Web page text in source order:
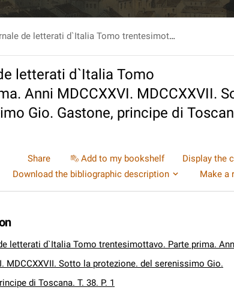
Giornale de letterati d`Italia Tomo trentesimottavo. Parte prima. Anni MDCCXXVI. MDCCXXVII. Sotto la protezione. del serenissimo Gio. Gastone, principe di Toscana. T. 38. P. 1
letterati d`Italia Tomo
Anni MDCCXXVI. MDCCXXVII.
Gio. Gastone, principe di
Share Add to my bookshelf
Display the
Download the bibliographic description
Make a
letterati d`Italia Tomo trentesimottavo. Parte prima.
MDCCXXVII. Sotto la protezione. del serenissimo Gio.
di Toscana. T. 38. P. 1